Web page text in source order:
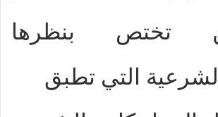
تختص بنظرها
التي تطبق